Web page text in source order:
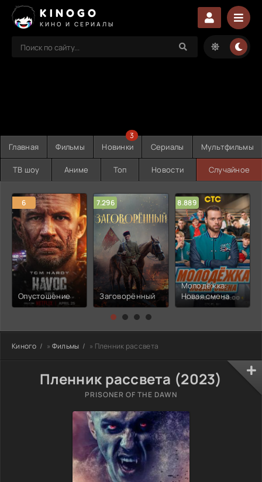
KINOGO
КИНО И СЕРИАЛЫ
Главная Фильмы Новинки
3
Сериалы Мультфильмы
ТВ шоу Аниме Топ Новости Случайное
6
Опустошение
7.296
Заговорённый
8.889
Молодёжка:
Новая смена
Киного » Фильмы » Пленник рассвета
Пленник рассвета (2023)
PRISONER OF THE DAWN